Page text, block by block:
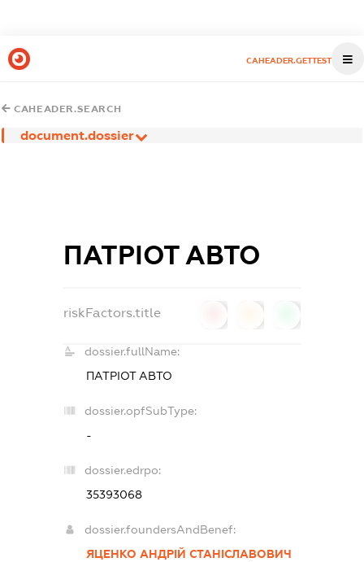
CAHEADER.GETTEST
CAHEADER.SEARCH
document.dossier
ПАТРІОТ АВТО
riskFactors.title
dossier.fullName:
ПАТРІОТ АВТО
dossier.opfSubType:
-
dossier.edrpo:
35393068
dossier.foundersAndBenef:
ЯЦЕНКО АНДРІЙ СТАНІСЛАВОВИЧ